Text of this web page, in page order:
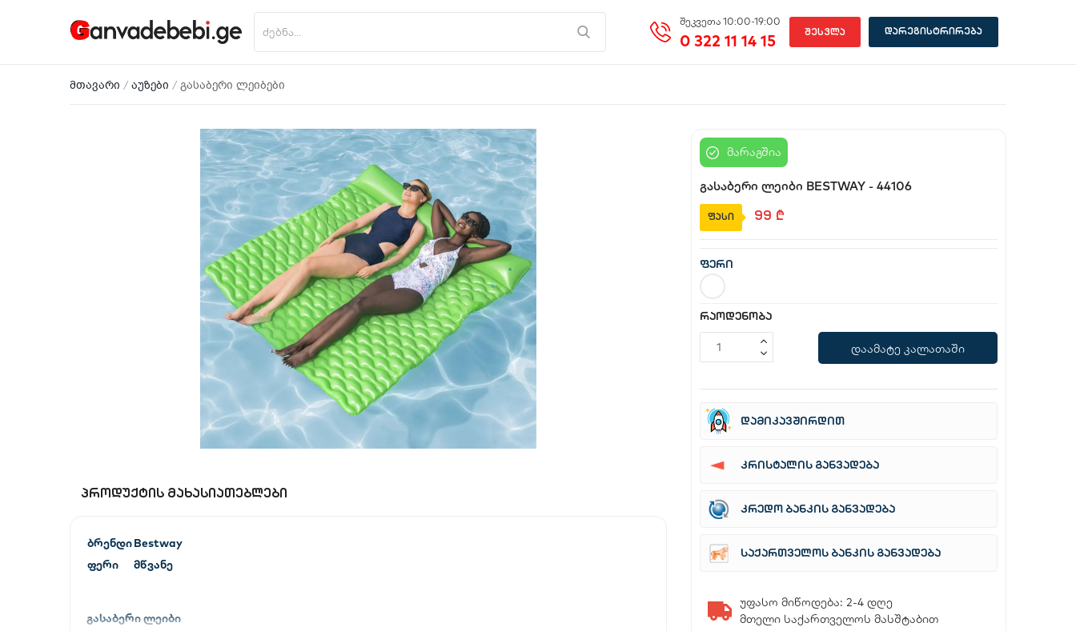
შეკვეთა 10:00-19:00
0 322 11 14 15 შესვლა დარეგისტრირება
პროდუქტის დამატება
ფავორიტები
მთავარი აუზები გასაბერი ლეიბები
ᲞᲠᲝᲓᲣᲥᲢᲘᲡ ᲛᲐᲮᲐᲡᲘᲐᲗᲔᲑᲚᲔᲑᲘ
ბრენდიBestway
ფერი
მწვანე
გასაბერი ლეიბი
მარაგშია
გასაბერი ლეიბი BESTWAY - 44106
ფასი 99 ₾
ფერი
რაოდენობა
დაამატე კალათაში
დამიკავშირდით
კრისტალის განვადება
კრედო ბანკის განვადება
საქართველოს ბანკის განვადება
უფასო მიწოდება: 2-4 დღე
მთელი საქართველოს მასშტაბით